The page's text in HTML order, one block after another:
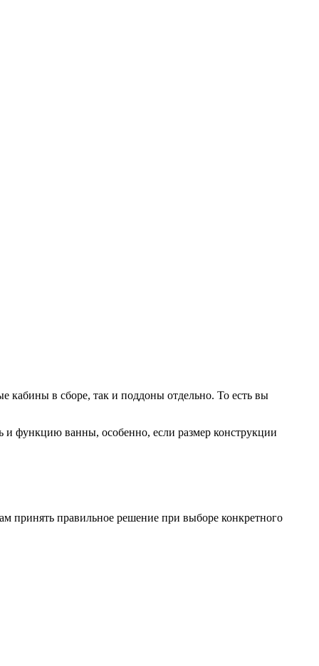
кабины в сборе, так и поддоны отдельно. То есть вы
и функцию ванны, особенно, если размер конструкции
принять правильное решение при выборе конкретного